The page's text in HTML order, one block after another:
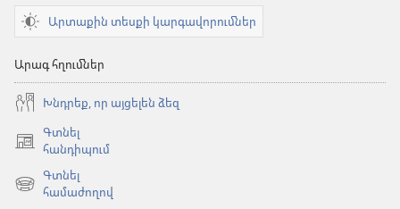
Արտաքին տեսքի կարգավորումներ
Արագ հղումներ
Խնդրեք, որ այցելեն ձեզ
Գտնել
հանդիպում
(բացվում
նոր
պատուհան)
Գտնել
համաժողով
(բացվում